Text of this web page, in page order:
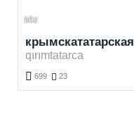
köz
крымскататарская
qırımtatarca
 699  23